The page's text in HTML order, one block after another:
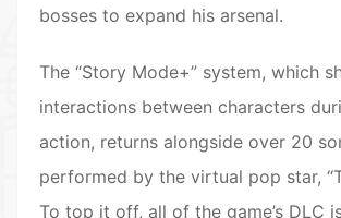
bosses to expand his arsenal.
The “Story Mode+” system, which
interactions between characters
action, returns alongside over 20
performed by the virtual pop star,
To top it off, all of the game’s DLC